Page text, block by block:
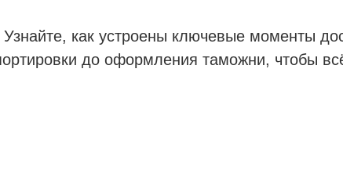
Узнайте, как устроены ключевые моменты
до оформления таможни, чтобы